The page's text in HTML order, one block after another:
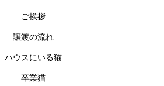
ご挨拶
譲渡の流れ
ハウスにいる猫
卒業猫